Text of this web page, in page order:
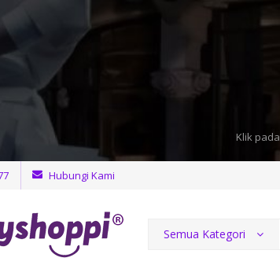
Klik
Hubungi Kami
Semua Kategori